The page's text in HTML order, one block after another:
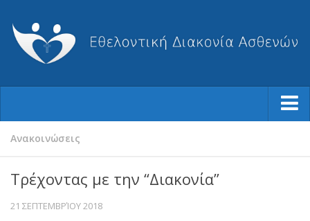
Ποιοι Είμαστε
Η Ιστορία μας
Ο Σύλλογος
Ανακοινώσεις
Τρέχοντας με την “Διακονία”
21 ΣΕΠΤΕΜΒΡΊΟΥ 2018